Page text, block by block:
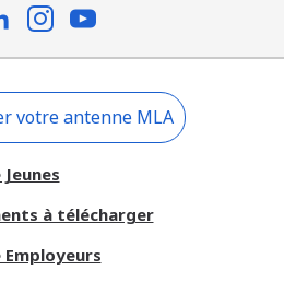
votre antenne MLA
Jeunes
à télécharger
Employeurs